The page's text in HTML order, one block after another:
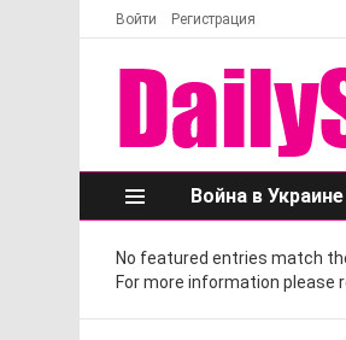
Войти Регистрация
Меню
Война в Украине
No featured entries match
For more information